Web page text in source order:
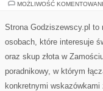
MOŻLIWOŚĆ
Strona Godziszewscy.pl
osobach, które interesuje
oraz skup złota w
poradnikowy, w którym
konkretnymi